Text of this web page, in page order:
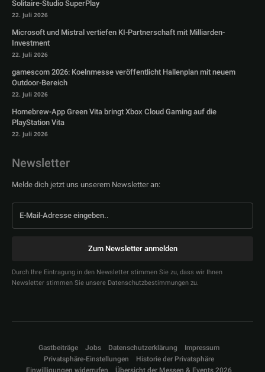
Solitaire-Studio SuperPlay
22. Juli 2026
Microsoft und Mistral vertiefen KI-Partnerschaft mit Milliarden-
Investment
22. Juli 2026
gamescom 2026: Koelnmesse veröffentlicht Hallenplan mit neuem
Outdoor-Bereich
22. Juli 2026
Homebrew-App Green Vita bringt Xbox Cloud Gaming auf die
PlayStation Vita
22. Juli 2026
Newsletter
Melde dich jetzt uns unserem Newsletter an:
Zum Newsletter anmelden
Durch Ihre Eintragung in den Newsletter stimmen Sie zu, dass wir Ihnen
Newsletter stimmen Sie unsere Datenschutzbestimmungen zu.
Gastbeiträge Jobs Datenschutzerklärung
Impressum
Privatsphäre-Einstellungen
Historie der Privatsphäre